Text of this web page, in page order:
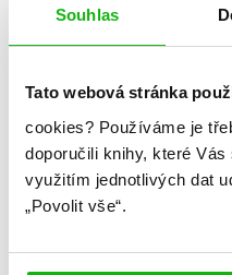
Souhlas
Tato webová stránka
cookies? Používáme je
doporučili knihy, které
využitím jednotlivých dat
„Povolit vše“.
Rachel Harrisová